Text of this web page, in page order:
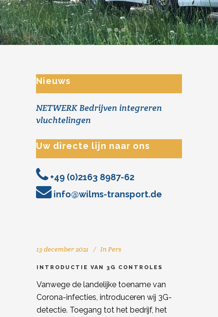
Nieuws
NETWERK Bedrijven integreren
vluchtelingen
Uw directe lijn naar ons
+49 (0)2163 8987-62
info@wilms-transport.de
13 december 2021 InPers
INTRODUCTIE VAN 3G CONTROLES
Vanwege de landelijke toename van
Corona-infecties, introduceren wij 3G-
detectie. Toegang tot het bedrijf, het